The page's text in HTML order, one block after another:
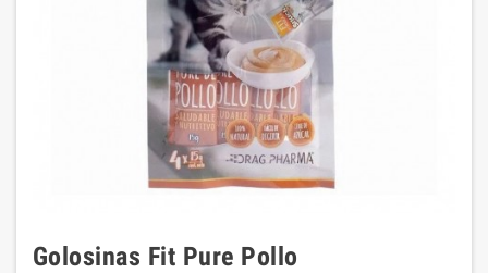
Golosinas Fit Pure Pollo